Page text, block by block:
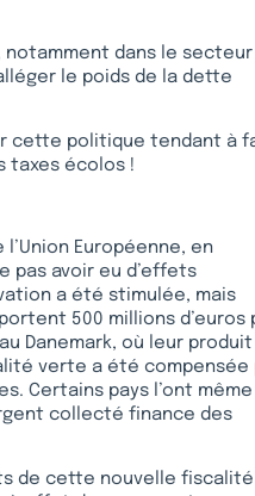
notamment dans le
le poids de la dette
cette politique tendant à
taxes écolos !
Européenne, en
pas avoir eu d’effets
a été stimulée, mais
500 millions d’euros
Danemark, où leur produit
verte a été compensée
Certains pays l’ont même
collecté finance des
de cette nouvelle